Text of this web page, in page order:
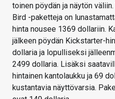
toinen pöydän ja näytön
Bird -paketteja on
hinta nousee 1369 dollariin.
jälkeen pöydän Kickstarter-
dollaria ja lopulliseksi
2499 dollaria. Lisäksi
hintainen kantolaukku ja 69
kustantavia näyttövarsia.